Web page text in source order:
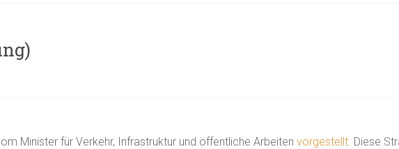
Minister für Verkehr, Infrastruktur und öffentliche Arbeiten vorgestellt. Diese